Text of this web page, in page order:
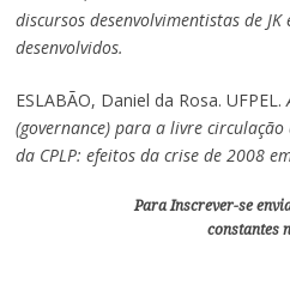
discursos desenvolvimentistas de
desenvolvidos.
ESLABÃO, Daniel da Rosa. UFPEL.
(governance) para a livre circulação
da CPLP: efeitos da crise de 2008
Para Inscrever-se
constantes